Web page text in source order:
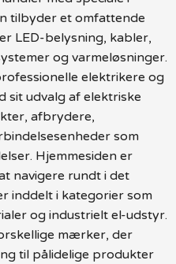
tilbyder et omfattende
LED-belysning, kabler,
og varmeløsninger.
elektrikere og
sit udvalg af elektriske
afbrydere,
som
Hjemmesiden er
navigere rundt i det
inddelt i kategorier som
og industrielt el-udstyr.
mærker, der
til pålidelige produkter